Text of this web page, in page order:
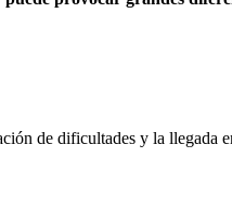
de dificultades y la llegada